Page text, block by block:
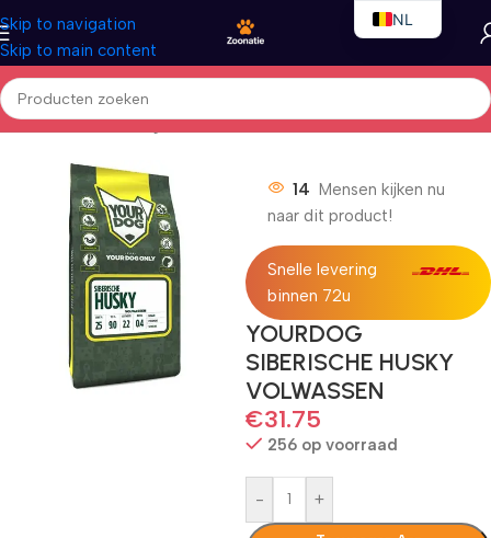
Skip to navigation
Skip to main content
Home/Honden/Droogvoer
14 Mensen kijken nu
naar dit product!
Snelle levering
binnen 72u
YOURDOG
SIBERISCHE HUSKY
VOLWASSEN
€31.75
256 op voorraad
- +
NL